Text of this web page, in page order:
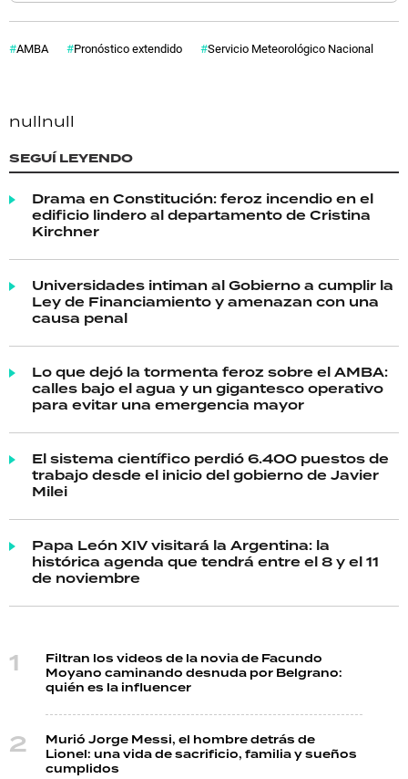
AMBA Pronóstico extendido Servicio Meteorológico Nacional
nullnull
SEGUÍ LEYENDO
Drama en Constitución: feroz incendio en el
edificio lindero al departamento de Cristina
Kirchner
Universidades intiman al Gobierno a cumplir la
Ley de Financiamiento y amenazan con una
causa penal
Lo que dejó la tormenta feroz sobre el AMBA:
calles bajo el agua y un gigantesco operativo
para evitar una emergencia mayor
El sistema científico perdió 6.400 puestos de
trabajo desde el inicio del gobierno de Javier
Milei
Papa León XIV visitará la Argentina: la
histórica agenda que tendrá entre el 8 y el 11
de noviembre
Filtran los videos de la novia de Facundo
Moyano caminando desnuda por Belgrano:
quién es la influencer
Murió Jorge Messi, el hombre detrás de
Lionel: una vida de sacrificio, familia y sueños
cumplidos